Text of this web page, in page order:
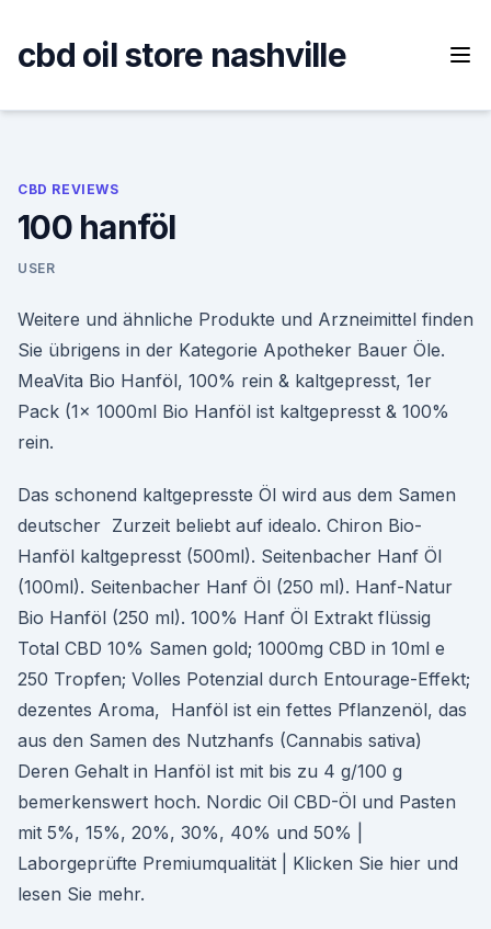
content
cbd oil store nashville
CBD REVIEWS
100 hanföl
USER
Weitere und ähnliche Produkte und Arzneimittel finden
Sie übrigens in der Kategorie Apotheker Bauer Öle.
MeaVita Bio Hanföl, 100% rein & kaltgepresst, 1er
Pack (1x 1000ml Bio Hanföl ist kaltgepresst & 100%
rein.
Das schonend kaltgepresste Öl wird aus dem Samen
deutscher Zurzeit beliebt auf idealo. Chiron Bio-
Hanföl kaltgepresst (500ml). Seitenbacher Hanf Öl
(100ml). Seitenbacher Hanf Öl (250 ml). Hanf-Natur
Bio Hanföl (250 ml). 100% Hanf Öl Extrakt flüssig
Total CBD 10% Samen gold; 1000mg CBD in 10ml e
250 Tropfen; Volles Potenzial durch Entourage-Effekt;
dezentes Aroma, Hanföl ist ein fettes Pflanzenöl, das
aus den Samen des Nutzhanfs (Cannabis sativa)
Deren Gehalt in Hanföl ist mit bis zu 4 g/100 g
bemerkenswert hoch. Nordic Oil CBD-Öl und Pasten
mit 5%, 15%, 20%, 30%, 40% und 50% |
Laborgeprüfte Premiumqualität | Klicken Sie hier und
lesen Sie mehr.